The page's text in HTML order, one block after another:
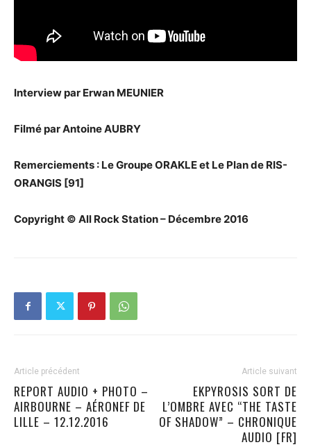
Interview par Erwan MEUNIER
Filmé par Antoine AUBRY
Remerciements : Le Groupe ORAKLE et Le Plan de RIS-
ORANGIS [91]
Copyright © All Rock Station – Décembre 2016
Article précédent
REPORT AUDIO + PHOTO –
AIRBOURNE – AÉRONEF DE
LILLE – 12.12.2016
Article suivant
EKPYROSIS SORT DE
L’OMBRE AVEC “THE TASTE
OF SHADOW” – CHRONIQUE
AUDIO [FR]